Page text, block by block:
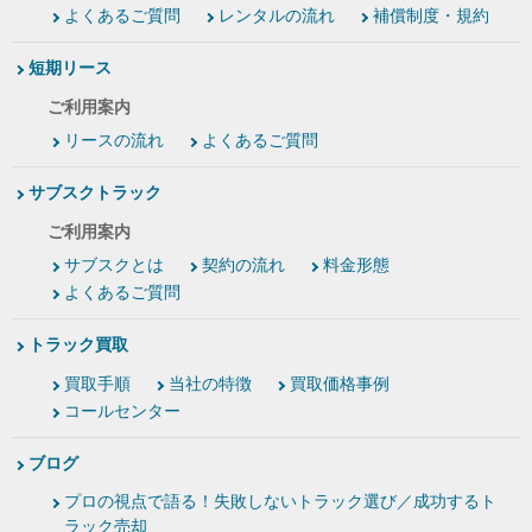
よくあるご質問
レンタルの流れ 補償制度・規約
短期リース
ご利用案内
リースの流れ
よくあるご質問
サブスクトラック
ご利用案内
サブスクとは
契約の流れ
料金形態
よくあるご質問
トラック買取
買取手順 当社の特徴
買取価格事例
コールセンター
ブログ
プロの視点で語る！失敗しないトラック選び／成功するト
ラック売却